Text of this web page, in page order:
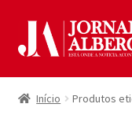
para
Saltar
para
Início
Início Produtos